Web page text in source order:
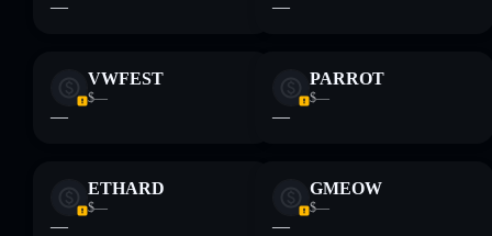
— —
VWFEST
$—
—
PARROT
$—
—
ETHARD
$—
—
GMEOW
$—
—